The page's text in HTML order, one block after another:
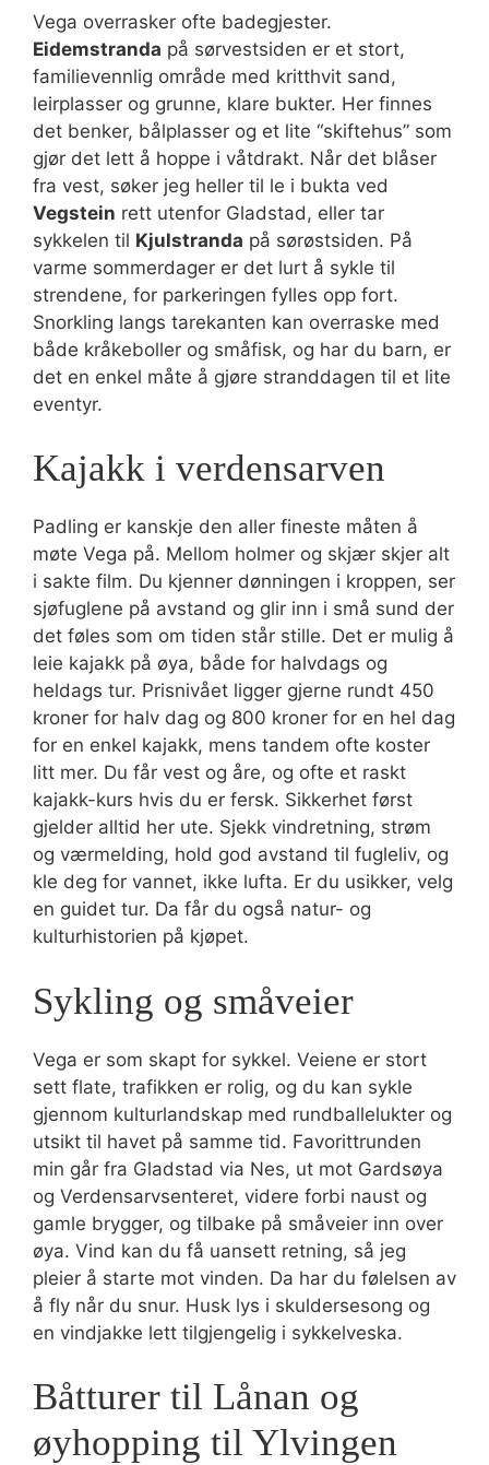
Vega overrasker ofte badegjester.
Eidemstranda på sørvestsiden er et stort,
familievennlig område med kritthvit sand,
leirplasser og grunne, klare bukter. Her finnes
det benker, bålplasser og et lite “skiftehus” som
gjør det lett å hoppe i våtdrakt. Når det blåser
fra vest, søker jeg heller til le i bukta ved
Vegstein rett utenfor Gladstad, eller tar
sykkelen til Kjulstranda på sørøstsiden. På
varme sommerdager er det lurt å sykle til
strendene, for parkeringen fylles opp fort.
Snorkling langs tarekanten kan overraske med
både kråkeboller og småfisk, og har du barn, er
det en enkel måte å gjøre stranddagen til et lite
eventyr.
Kajakk i verdensarven
Padling er kanskje den aller fineste måten å
møte Vega på. Mellom holmer og skjær skjer alt
i sakte film. Du kjenner dønningen i kroppen, ser
sjøfuglene på avstand og glir inn i små sund der
det føles som om tiden står stille. Det er mulig å
leie kajakk på øya, både for halvdags og
heldags tur. Prisnivået ligger gjerne rundt 450
kroner for halv dag og 800 kroner for en hel dag
for en enkel kajakk, mens tandem ofte koster
litt mer. Du får vest og åre, og ofte et raskt
kajakk-kurs hvis du er fersk. Sikkerhet først
gjelder alltid her ute. Sjekk vindretning, strøm
og værmelding, hold god avstand til fugleliv, og
kle deg for vannet, ikke lufta. Er du usikker, velg
en guidet tur. Da får du også natur- og
kulturhistorien på kjøpet.
Sykling og småveier
Vega er som skapt for sykkel. Veiene er stort
sett flate, trafikken er rolig, og du kan sykle
gjennom kulturlandskap med rundballelukter og
utsikt til havet på samme tid. Favorittrunden
min går fra Gladstad via Nes, ut mot Gardsøya
og Verdensarvsenteret, videre forbi naust og
gamle brygger, og tilbake på småveier inn over
øya. Vind kan du få uansett retning, så jeg
pleier å starte mot vinden. Da har du følelsen av
å fly når du snur. Husk lys i skuldersesong og
en vindjakke lett tilgjengelig i sykkelveska.
Båtturer til Lånan og
øyhopping til Ylvingen